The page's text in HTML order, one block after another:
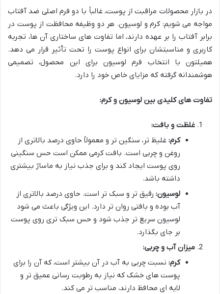
در بازار محصولات مراقبت از پوست، غالباً با دو فرم اصلی ضد آفتاب
مواجه می شویم: کرم و لوسیون. هر دو وظیفه محافظت از پوست در
برابر آفتاب را بر عهده دارند، اما تفاوت های ساختاری آن ها، تجربه
کاربری و مناسبتشان برای انواع پوست را تحت تأثیر قرار می دهد.
همیلتون با انتخاب فرم لوسیون برای این محصول، تصمیمی
هوشمندانه گرفته که مزایای خاص خود را دارد.
تفاوت های کلیدی بین لوسیون و کرم:
غلظت و بافت:
کرم: غلیظ تر، سنگین تر و معمولاً حاوی درصد بالاتری از
روغن و چربی است. بافت کرمی ممکن است حس سنگینی
روی پوست ایجاد کند و برای جذب نیاز به ماساژ بیشتری
داشته باشد.
لوسیون: رقیق تر و سبک تر است. حاوی درصد بالاتری از
آب بوده و بافتی روان تر دارد. این ویژگی باعث می شود
لوسیون سریع تر جذب شود و حس سبک تری روی پوست
بر جای بگذارد.
میزان آب و چربی:
کرم: نسبت چربی به آب در آن بیشتر است، که آن را برای
پوست های خشک که نیاز به رطوبت رسانی عمیق تر و
لایه ای محافظ دارند، مناسب تر می کند.